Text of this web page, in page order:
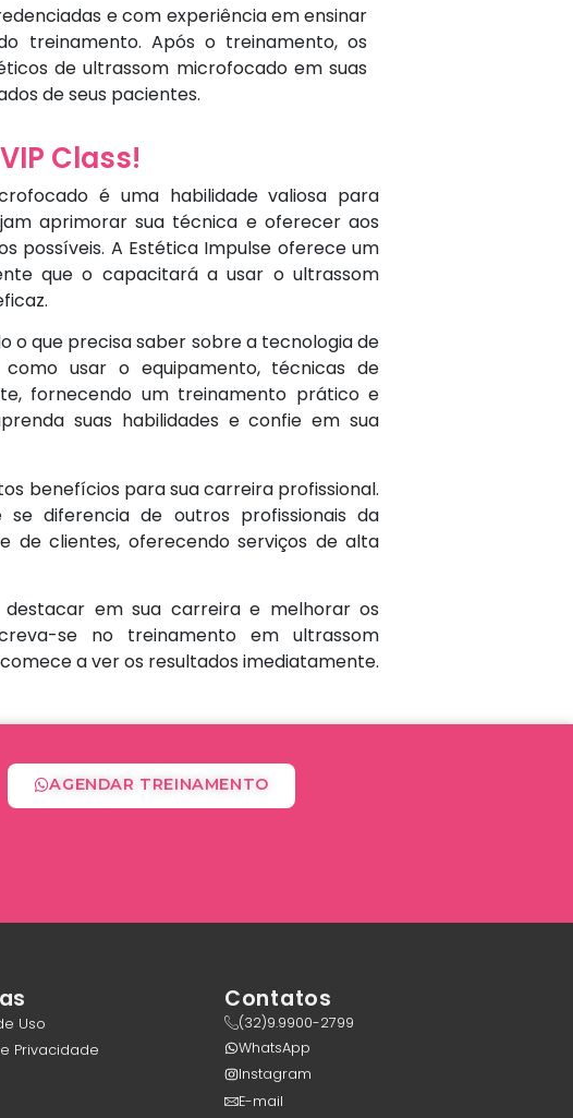
e com experiência em ensinar
treinamento. Após o treinamento, os
de ultrassom microfocado em suas
de seus pacientes.
Class!
é uma habilidade valiosa para
aprimorar sua técnica e oferecer aos
possíveis. A Estética Impulse oferece um
que o capacitará a usar o ultrassom
o que precisa saber sobre a tecnologia de
como usar o equipamento, técnicas de
fornecendo um treinamento prático e
suas habilidades e confie em sua
benefícios para sua carreira profissional.
se diferencia de outros profissionais da
de clientes, oferecendo serviços de alta
em sua carreira e melhorar os
se no treinamento em ultrassom
a ver os resultados imediatamente.
AGENDAR TREINAMENTO
Uso
Privacidade
Contatos
(32)9.9900-2799
WhatsApp
Instagram
E-mail